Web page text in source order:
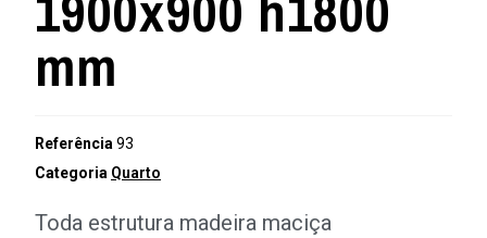
mm
Referência93
Categoria Quarto
Toda estrutura madeira maciça